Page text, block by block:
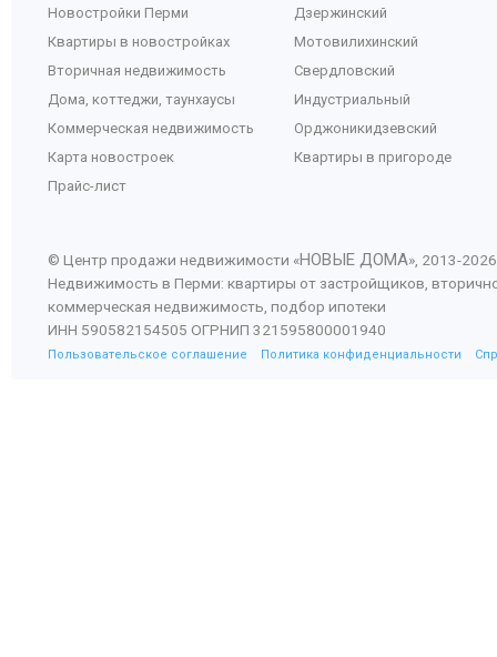
Новостройки Перми
Квартиры в новостройках
Вторичная недвижимость
Дома, коттеджи, таунхаусы
Коммерческая недвижимость
Карта новостроек
Прайс-лист
Дзержинский
Мотовилихинский
Свердловский
Индустриальный
Орджоникидзевский
Квартиры в пригороде
© Центр продажи недвижимости «НОВЫЕ ДОМА», 2013-2026
Недвижимость в Перми: квартиры от застройщиков,
коммерческая недвижимость, подбор ипотеки
ИНН 590582154505 ОГРНИП 321595800001940
Пользовательское соглашение Политика конфиденциальности